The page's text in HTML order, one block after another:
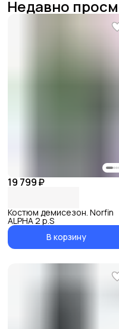
Недавно
19 799 ₽
Костюм демисезон. Norfin
ALPHA 2 р.S
В корзину